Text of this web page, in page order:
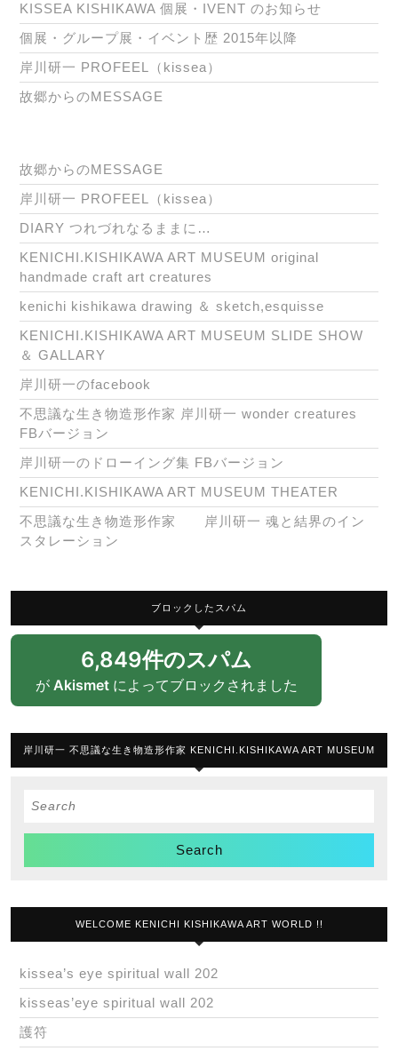
KISSEA KISHIKAWA 個展・IVENT のお知らせ
個展・グループ展・イベント歴 2015年以降
岸川研一 PROFEEL（kissea）
故郷からのMESSAGE
故郷からのMESSAGE
岸川研一 PROFEEL（kissea）
DIARY つれづれなるままに…
KENICHI.KISHIKAWA ART MUSEUM original
handmade craft art creatures
kenichi kishikawa drawing ＆ sketch,esquisse
KENICHI.KISHIKAWA ART MUSEUM SLIDE SHOW
＆ GALLARY
岸川研一のfacebook
不思議な生き物造形作家 岸川研一 wonder creatures
FBバージョン
岸川研一のドローイング集 FBバージョン
KENICHI.KISHIKAWA ART MUSEUM THEATER
不思議な生き物造形作家 岸川研一 魂と結界のイン
スタレーション
ブロックしたスパム
6,849件のスパム
が Akismetによってブロックされました
岸川研一 不思議な生き物造形作家 KENICHI.KISHIKAWA ART MUSEUM
Search
WELCOME KENICHI KISHIKAWA ART WORLD !!
kissea’s eye spiritual wall 202
kisseas’eye spiritual wall 202
護符